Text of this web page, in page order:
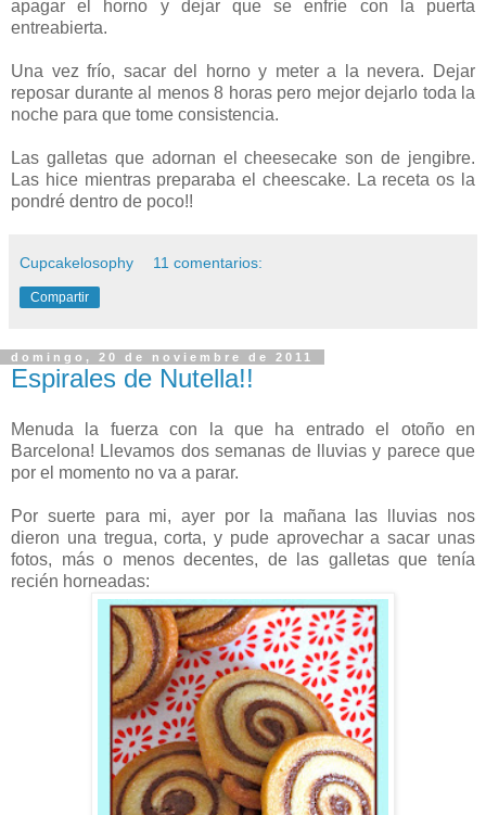
apagar el horno y dejar que se enfríe con la puerta
entreabierta.
Una vez frío, sacar del horno y meter a la nevera. Dejar
reposar durante al menos 8 horas pero mejor dejarlo toda la
noche para que tome consistencia.
Las galletas que adornan el cheesecake son de jengibre.
Las hice mientras preparaba el cheescake. La receta os la
pondré dentro de poco!!
Cupcakelosophy 11 comentarios:
Compartir
domingo, 20 de noviembre de 2011
Espirales de Nutella!!
Menuda la fuerza con la que ha entrado el otoño en
Barcelona! Llevamos dos semanas de lluvias y parece que
por el momento no va a parar.
Por suerte para mi, ayer por la mañana las lluvias nos
dieron una tregua, corta, y pude aprovechar a sacar unas
fotos, más o menos decentes, de las galletas que tenía
recién horneadas: